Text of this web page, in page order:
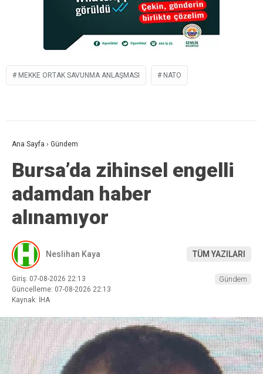
MEKKE ORTAK SAVUNMA ANLAŞMASI NATO
Ana Sayfa › Gündem
Bursa’da zihinsel engelli
adamdan haber
alınamıyor
Neslihan Kaya TÜM YAZILARI
Giriş: 07-08-2026 22:13
Güncelleme: 07-08-2026 22:13
Kaynak: İHA
Gündem